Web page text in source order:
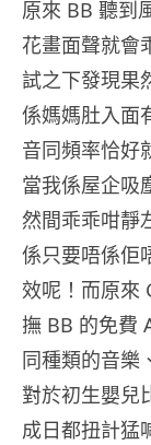
原來 BB 聽到
花畫面聲就會
試之下發現果
係媽媽肚入面
音同頻率恰好
當我係屋企吸
然間乖乖咁靜
係只要唔係佢
效呢！而原來
撫 BB 的免費
同種類的音樂
對於初生嬰兒
成日都扭計猛